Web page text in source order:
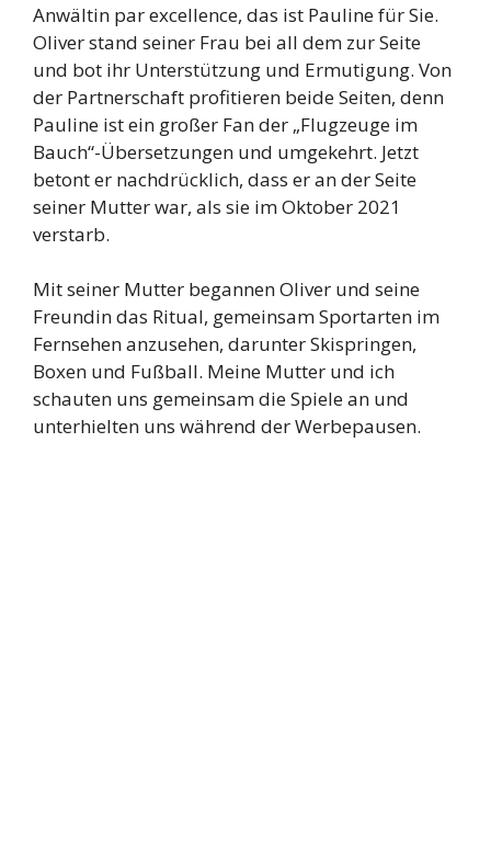
Anwältin par excellence, das ist Pauline für Sie.
Oliver stand seiner Frau bei all dem zur Seite
und bot ihr Unterstützung und Ermutigung. Von
der Partnerschaft profitieren beide Seiten, denn
Pauline ist ein großer Fan der „Flugzeuge im
Bauch“-Übersetzungen und umgekehrt. Jetzt
betont er nachdrücklich, dass er an der Seite
seiner Mutter war, als sie im Oktober 2021
verstarb.
Mit seiner Mutter begannen Oliver und seine
Freundin das Ritual, gemeinsam Sportarten im
Fernsehen anzusehen, darunter Skispringen,
Boxen und Fußball. Meine Mutter und ich
schauten uns gemeinsam die Spiele an und
unterhielten uns während der Werbepausen.